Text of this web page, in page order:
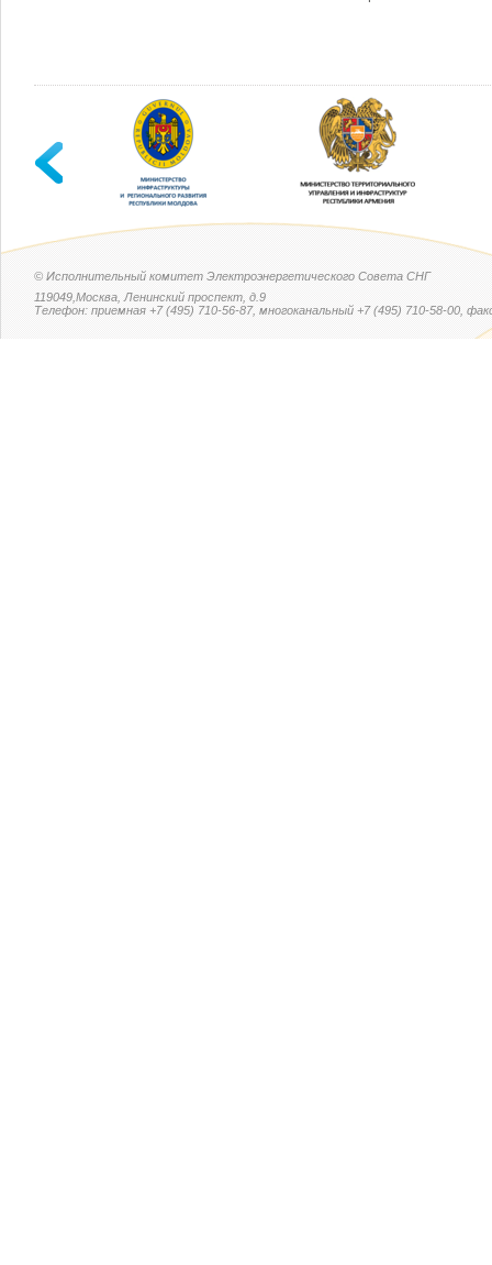
© Исполнительный комитет Электроэнергетического Совета СНГ
119049,Москва, Ленинский проспект, д.9
Телефон: приемная +7 (495) 710-56-87, многоканальный +7 (495) 710-58-00,